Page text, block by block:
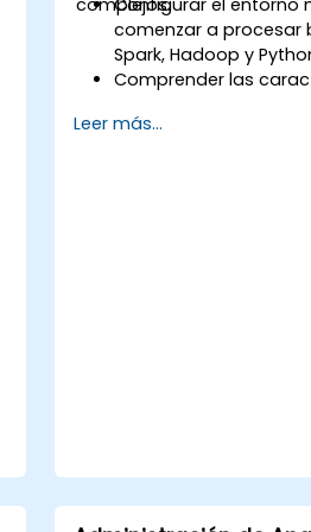
comenzar a procesar
Spark, Hadoop y
Comprender las
arquitectura de Spark
Leer más...